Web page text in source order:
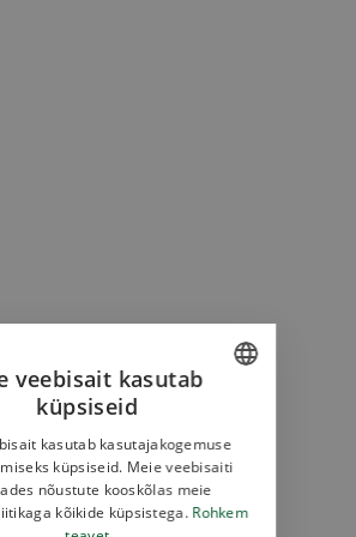
ENGLISH
RUSSIAN
veebisait kasutab
küpsiseid
kasutab kasutajakogemuse
küpsiseid. Meie veebisaiti
nõustute kooskõlas meie
kõikide küpsistega. Rohkem